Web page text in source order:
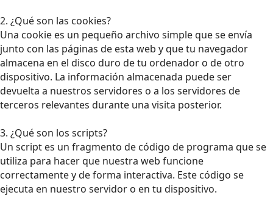
2. ¿Qué son las cookies?
Una cookie es un pequeño archivo simple que se envía
junto con las páginas de esta web y que tu navegador
almacena en el disco duro de tu ordenador o de otro
dispositivo. La información almacenada puede ser
devuelta a nuestros servidores o a los servidores de
terceros relevantes durante una visita posterior.
3. ¿Qué son los scripts?
Un script es un fragmento de código de programa que se
utiliza para hacer que nuestra web funcione
correctamente y de forma interactiva. Este código se
ejecuta en nuestro servidor o en tu dispositivo.